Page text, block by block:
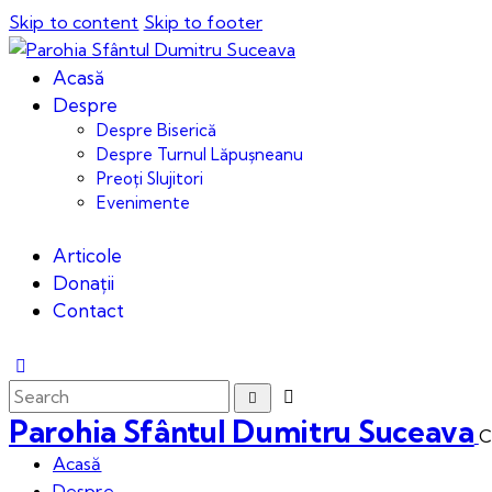
Skip to content Skip to footer
Acasă
Despre
Despre Biserică
Despre Turnul Lăpușneanu
Preoți Slujitori
Evenimente
Articole
Donații
Contact
Parohia Sfântul Dumitru Suceava
Acasă